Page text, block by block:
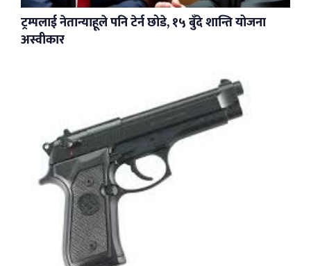
ट्रम्पलाई नेतान्याहूले पनि टेर्न छोडे, १५ बुँदे शान्ति योजना
अस्वीकार